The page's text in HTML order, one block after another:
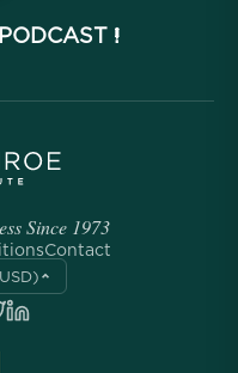
PODCAST !
Since 1973
Contact